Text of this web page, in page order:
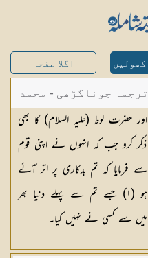
کھولیں اگلا صفحہ
ترجمہ جوناگڑھی - محمد
جونا گڑھی
اور حضرت لوط (علیہ السلام) کا بھی
ذکر کرو جب کہ انہوں نے اپنی قوم
سے فرمایا کہ تم بدکاری پر اتر آئے
ہو (١) جسے تم سے پہلے دنیا بھر
میں سے کسی نے نہیں کیا۔